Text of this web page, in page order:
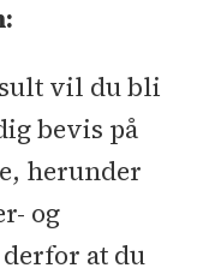
vil du bli
bevis på
herunder
og
at du